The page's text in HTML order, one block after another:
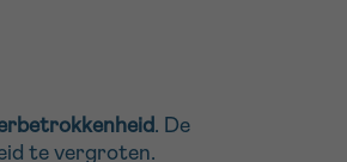
. De
te vergroten.